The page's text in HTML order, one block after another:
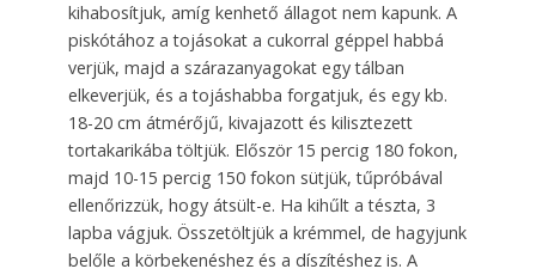
kihabosítjuk, amíg kenhető állagot nem kapunk. A
piskótához a tojásokat a cukorral géppel habbá
verjük, majd a szárazanyagokat egy tálban
elkeverjük, és a tojáshabba forgatjuk, és egy kb.
18-20 cm átmérőjű, kivajazott és kilisztezett
tortakarikába töltjük. Először 15 percig 180 fokon,
majd 10-15 percig 150 fokon sütjük, tűpróbával
ellenőrizzük, hogy átsült-e. Ha kihűlt a tészta, 3
lapba vágjuk. Összetöltjük a krémmel, de hagyjunk
belőle a körbekenéshez és a díszítéshez is. A